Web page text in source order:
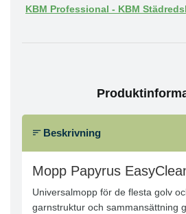
KBM Professional - KBM
Beskrivning
Mopp Papyrus
Universalmopp för de flesta golv
garnstruktur och sammansättning